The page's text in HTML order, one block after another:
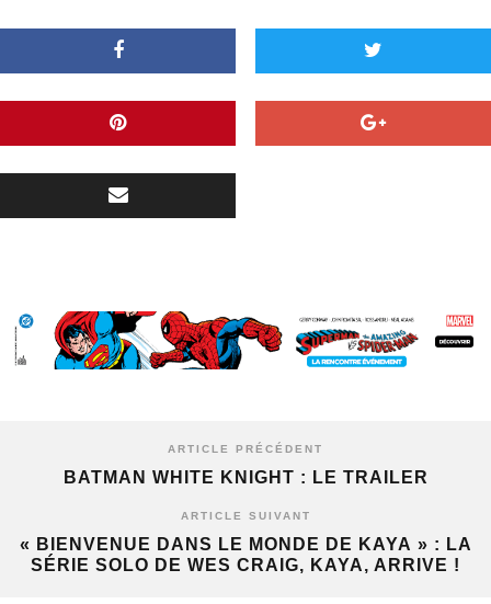
ARTICLE PRÉCÉDENT
BATMAN WHITE KNIGHT : LE TRAILER
ARTICLE SUIVANT
« BIENVENUE DANS LE MONDE DE KAYA » : LA
SÉRIE SOLO DE WES CRAIG, KAYA, ARRIVE !